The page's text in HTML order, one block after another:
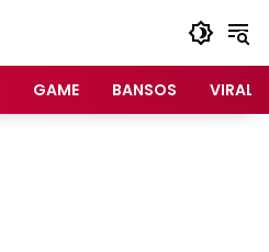
GAME BANSOS VIRAL